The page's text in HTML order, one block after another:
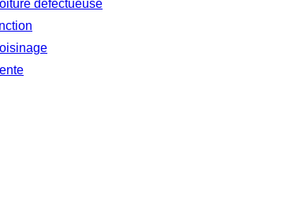
défectueuse